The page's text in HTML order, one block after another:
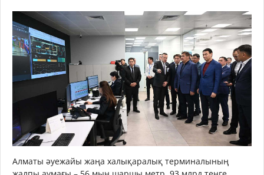
Алматы әуежайы жаңа халықаралық терминалының